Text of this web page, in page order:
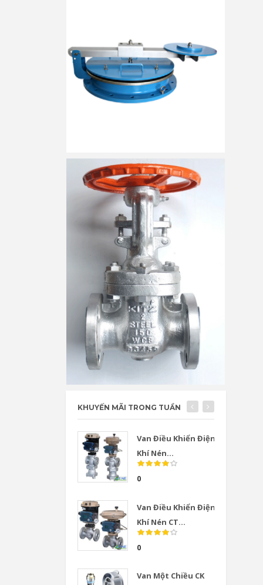
KHUYẾN MÃI TRONG TUẦN
Van Điều Khiển Điện
Khí Nén...
0
Van Điều Khiển Điện
Khí Nén CT...
0
Van Một Chiều CK